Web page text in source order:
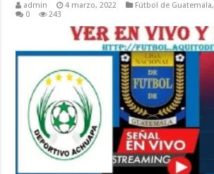
admin 4 marzo, 2022 Fútbol de Guatemala,
0
243